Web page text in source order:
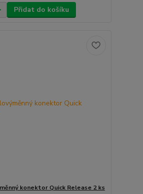
Přidat do košíku
konektor Quick Release 2 ks